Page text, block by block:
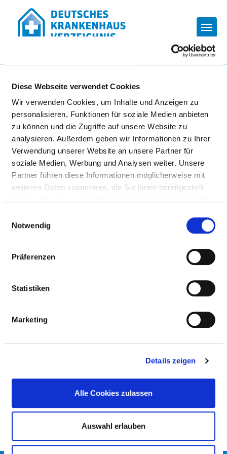
Diese Webseite verwendet Cookies
Wir verwenden Cookies, um Inhalte und Anzeigen zu
personalisieren, Funktionen für soziale Medien anbieten
zu können und die Zugriffe auf unsere Website zu
analysieren. Außerdem geben wir Informationen zu Ihrer
Verwendung unserer Website an unsere Partner für
soziale Medien, Werbung und Analysen weiter. Unsere
Partner führen diese Informationen möglicherweise mit
weiteren Daten zusammen, die Sie ihnen bereitgestellt
Notwendig
Präferenzen
Statistiken
Marketing
Details zeigen
Alle Cookies zulassen
Auswahl erlauben
PSYCHIATRISCHE TAGESKLINIK
MIT INSTITUTSAMBULANZ
NEUSTADT/AISCH
MOBILITÄTSEINSCHRÄNKUNGEN
ÜBERGEWICHT / KÖRPERGRÖSSE